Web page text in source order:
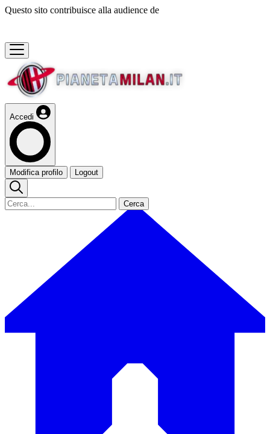
Questo sito contribuisce alla audience de
Accedi
Modifica profilo Logout
Cerca